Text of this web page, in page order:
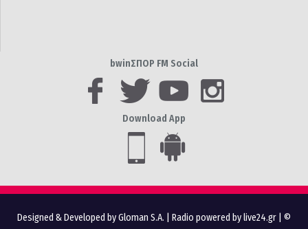
bwinΣΠΟΡ FM Social
Download App
Designed & Developed by Gloman S.A. Radio powered by live24.gr | ©